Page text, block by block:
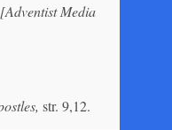
Media
str. 9,12.